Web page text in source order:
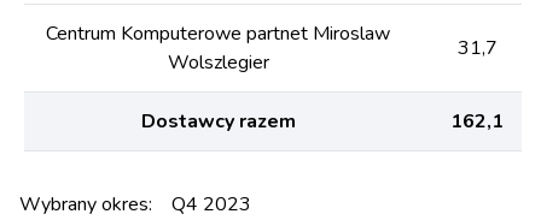
Centrum Komputerowe partnet Miroslaw
Wolszlegier
31,7
Dostawcy razem 162,1
Wybrany okres: Q4 2023